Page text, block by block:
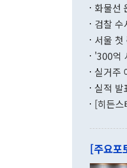
화물선
검찰 수
서울 첫
'300억
실거주
실적 발
[히든스
[주요포